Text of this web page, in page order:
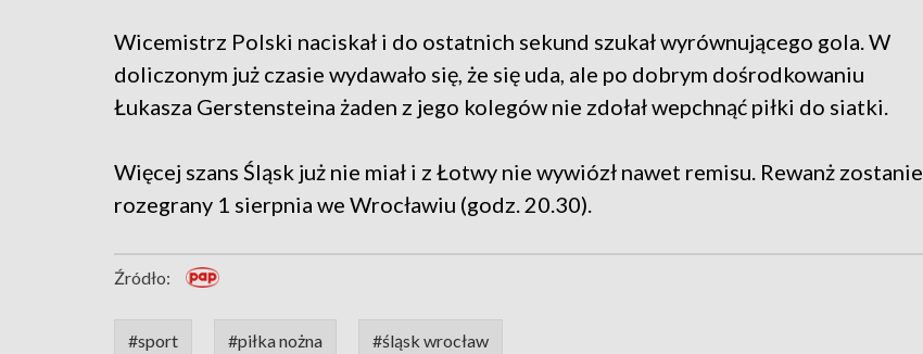
Wicemistrz Polski naciskał i do ostatnich sekund szukał wyrównującego gola. W
doliczonym już czasie wydawało się, że się uda, ale po dobrym dośrodkowaniu
Łukasza Gerstensteina żaden z jego kolegów nie zdołał wepchnąć piłki do siatki.
Więcej szans Śląsk już nie miał i z Łotwy nie wywiózł nawet remisu. Rewanż zostanie
rozegrany 1 sierpnia we Wrocławiu (godz. 20.30).
Źródło:
#sport #piłka nożna #śląsk wrocław